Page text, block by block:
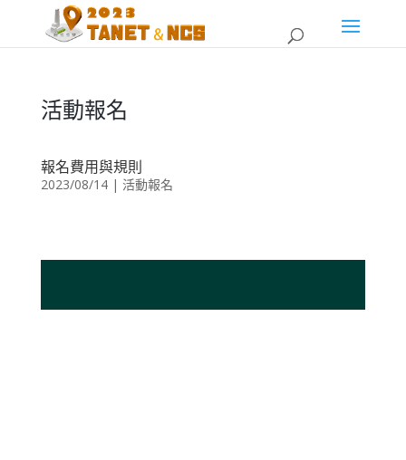
活動報名
報名費用與規則
2023/08/14| 活動報名